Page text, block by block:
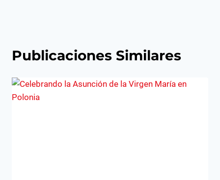
Publicaciones Similares